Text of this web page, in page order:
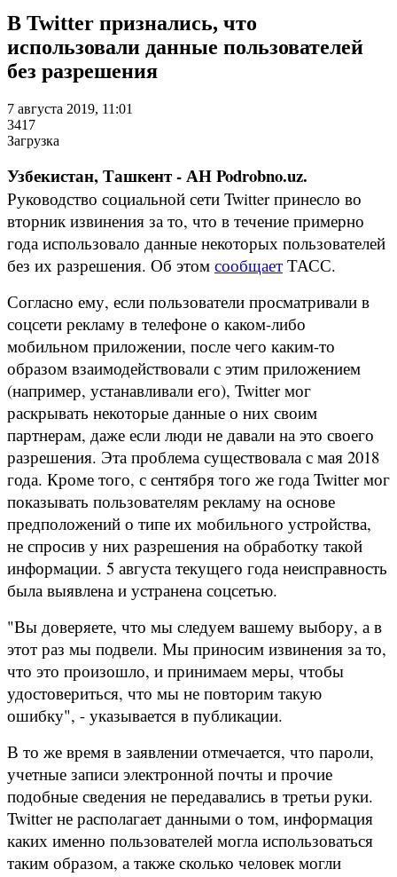
В Twitter признались, что
использовали данные пользователей
без разрешения
7 августа 2019, 11:01
3417
Загрузка
Узбекистан, Ташкент - АН Podrobno.uz.
Руководство социальной сети Twitter принесло во
вторник извинения за то, что в течение примерно
года использовало данные некоторых пользователей
без их разрешения. Об этом сообщает ТАСС.
Согласно ему, если пользователи просматривали в
соцсети рекламу в телефоне о каком-либо
мобильном приложении, после чего каким-то
образом взаимодействовали с этим приложением
(например, устанавливали его), Twitter мог
раскрывать некоторые данные о них своим
партнерам, даже если люди не давали на это своего
разрешения. Эта проблема существовала с мая 2018
года. Кроме того, с сентября того же года Twitter мог
показывать пользователям рекламу на основе
предположений о типе их мобильного устройства,
не спросив у них разрешения на обработку такой
информации. 5 августа текущего года неисправность
была выявлена и устранена соцсетью.
"Вы доверяете, что мы следуем вашему выбору, а в
этот раз мы подвели. Мы приносим извинения за то,
что это произошло, и принимаем меры, чтобы
удостовериться, что мы не повторим такую
ошибку", - указывается в публикации.
В то же время в заявлении отмечается, что пароли,
учетные записи электронной почты и прочие
подобные сведения не передавались в третьи руки.
Twitter не располагает данными о том, информация
каких именно пользователей могла использоваться
таким образом, а также сколько человек могли